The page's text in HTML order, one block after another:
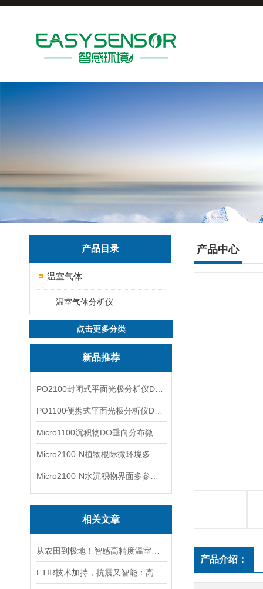
产品目录
温室气体
温室气体分析仪
点击更多分类
新品推荐
相关文章
产品中心
产品介绍：